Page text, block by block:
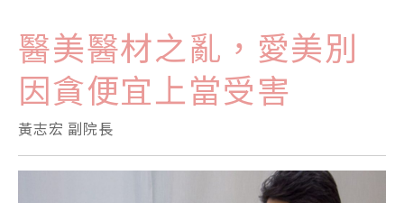
醫美醫材之亂，愛美別
因貪便宜上當受害
黃志宏 副院長